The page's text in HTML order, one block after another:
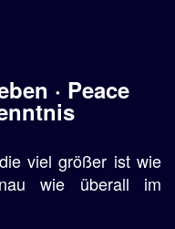
· Peace
viel größer ist wie
wie überall im